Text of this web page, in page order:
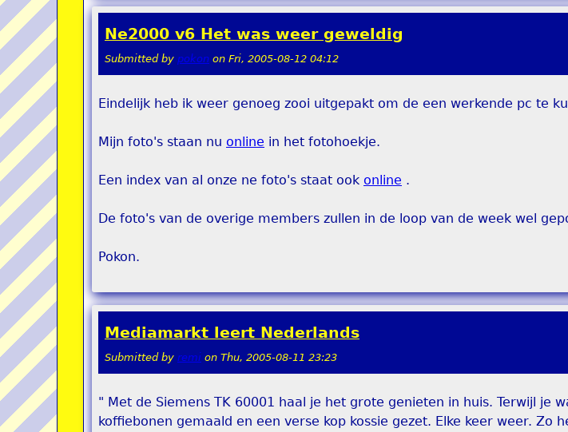
Ne2000 v6 Het was weer geweldig
Submitted by pokon on Fri, 2005-08-12 04:12
Eindelijk heb ik weer genoeg zooi uitgepakt om de een werkende pc te
Mijn foto's staan nu online in het fotohoekje.
Een index van al onze ne foto's staat ook online .
De foto's van de overige members zullen in de loop van de week wel
Pokon.
Mediamarkt leert Nederlands
Submitted by remi on Thu, 2005-08-11 23:23
" Met de Siemens TK 60001 haal je het grote genieten in huis. Terwijl je
koffiebonen gemaald en een verse kop kossie gezet. Elke keer weer. Zo